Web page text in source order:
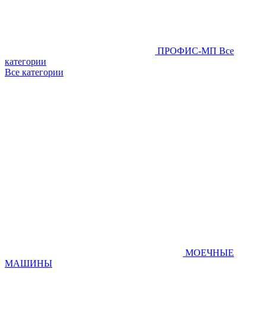
ПРОФИС-МП Все
категории
Все категории
МОЕЧНЫЕ
МАШИНЫ